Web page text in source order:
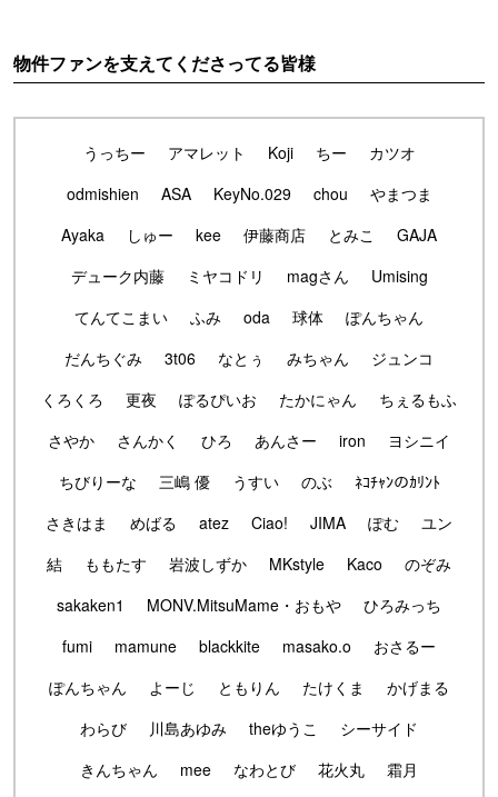
物件ファンを支えてくださってる皆様
うっちー アマレット Koji ちー
カツオ
odmishien
ASA KeyNo.029 chou
やまつま
Ayaka
しゅー kee 伊藤商店 とみこ
GAJA
デューク内藤
ミヤコドリ magさん
Umising
てんてこまい
ふみ oda 球体
ぽんちゃん
だんちぐみ
3t06 なとぅ みちゃん
ジュンコ
くろくろ
更夜 ぽるぴいお たかにゃん
ちぇるもふ
さやか
さんかく ひろ あんさー iron
ヨシニイ
ちびりーな
三嶋 優 うすい のぶ
ﾈｺﾁｬﾝのｶﾘﾝﾄ
さきはま
めばる atez Ciao! JIMA ぽむ
ユン
結
ももたす 岩波しずか MKstyle Kaco
のぞみ
sakaken1
MONV.MitsuMame・おもや
ひろみっち
fumi
mamune blackkite masako.o
おさるー
ぽんちゃん
よーじ ともりん たけくま
かげまる
わらび
川島あゆみ theゆうこ
シーサイド
きんちゃん
mee なわとび 花火丸
霜月